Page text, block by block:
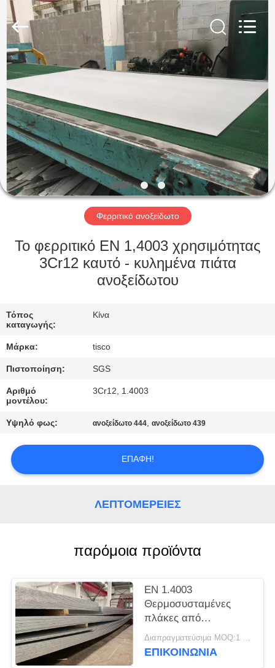
ΣΠΊΤΙ
ΠΡΟΪΌΝΤΑ
ΒΊΝΤΕΟ
ΠΕΡΊΠΟΥ
ΕΜΕΊΣ
ΓΎΡΟΣ
ΕΡΓΟΣΤΑΣΊΩΝ
ΈΛΕΓΧΟΣ
ΜΑΣ
ΕΛΆΤΕ
ΣΕ
ΕΠΑΦΉ
ΖΗΤΉΣΤΕ
SITEMAP
PRIVACY
POLICY
Special
Steel
Co.,
Rights
Reserved.
Φερριτικό ανοξείδωτο
Το φερριτικό EN 1,4003 χρησιμότητας
3Cr12 καυτό - κυλημένα πιάτα
ανοξείδωτου
Τόπος
καταγωγής:
Κίνα
Μάρκα: tisco
Πιστοποίηση: SGS
Αριθμό
μοντέλου:
3Cr12, 1.4003
Υψηλό φως: ανοξείδωτο 444,ανοξείδωτο 439
ΕΠΑΦΉ!
ΛΕΠΤΟΜΈΡΕΙΕΣ
παρόμοια προϊόντα
EN 1.4003
Θερμοσυσταμένες
πλάκες από
ανοξείδωτο χάλυβα
UNS S41003
Διαπραγματεύσιμα MOQ:1 τόνος
ΕΠΙΚΟΙΝΩΝΊΑ